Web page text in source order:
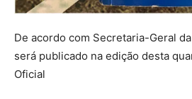
De acordo com Secretaria-Geral
será publicado na edição desta
Oficial